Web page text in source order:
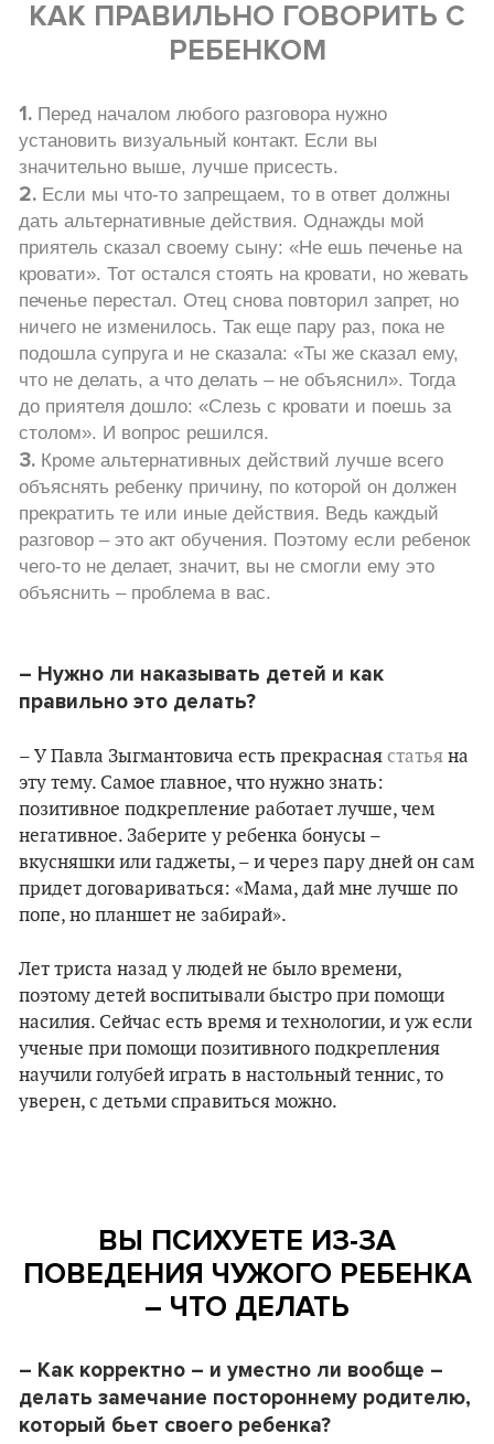
КАК ПРАВИЛЬНО ГОВОРИТЬ С
РЕБЕНКОМ
1. Перед началом любого разговора нужно
установить визуальный контакт. Если вы
значительно выше, лучше присесть.
2. Если мы что-то запрещаем, то в ответ должны
дать альтернативные действия. Однажды мой
приятель сказал своему сыну: «Не ешь печенье на
кровати». Тот остался стоять на кровати, но жевать
печенье перестал. Отец снова повторил запрет, но
ничего не изменилось. Так еще пару раз, пока не
подошла супруга и не сказала: «Ты же сказал ему,
что не делать, а что делать – не объяснил». Тогда
до приятеля дошло: «Слезь с кровати и поешь за
столом». И вопрос решился.
3. Кроме альтернативных действий лучше всего
объяснять ребенку причину, по которой он должен
прекратить те или иные действия. Ведь каждый
разговор – это акт обучения. Поэтому если ребенок
чего-то не делает, значит, вы не смогли ему это
объяснить – проблема в вас.
– Нужно ли наказывать детей и как
правильно это делать?
– У Павла Зыгмантовича есть прекрасная статья на
эту тему. Cамое главное, что нужно знать:
позитивное подкрепление работает лучше, чем
негативное. Заберите у ребенка бонусы –
вкусняшки или гаджеты, – и через пару дней он сам
придет договариваться: «Мама, дай мне лучше по
попе, но планшет не забирай».
Лет триста назад у людей не было времени,
поэтому детей воспитывали быстро при помощи
насилия. Сейчас есть время и технологии, и уж если
ученые при помощи позитивного подкрепления
научили голубей играть в настольный теннис, то
уверен, с детьми справиться можно.
ВЫ ПСИХУЕТЕ ИЗ-ЗА
ПОВЕДЕНИЯ ЧУЖОГО РЕБЕНКА
– ЧТО ДЕЛАТЬ
– Как корректно – и уместно ли вообще –
делать замечание постороннему родителю,
который бьет своего ребенка?